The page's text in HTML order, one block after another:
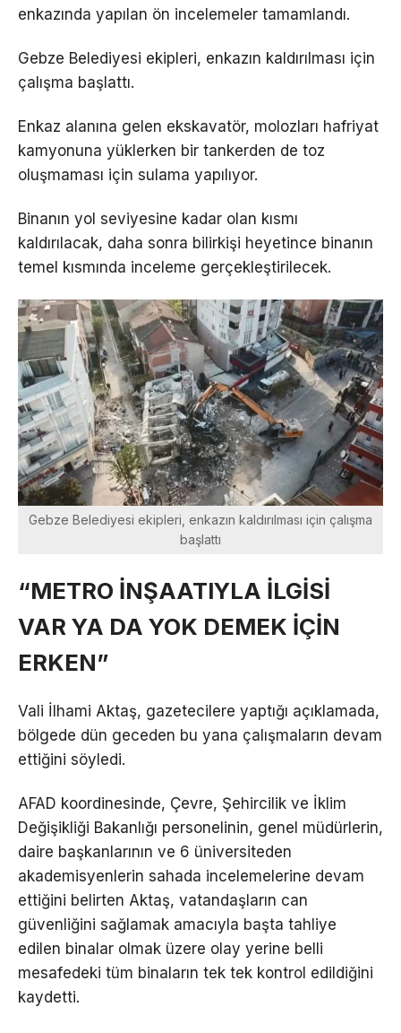
enkazında yapılan ön incelemeler tamamlandı.
Gebze Belediyesi ekipleri, enkazın kaldırılması için
çalışma başlattı.
Enkaz alanına gelen ekskavatör, molozları hafriyat
kamyonuna yüklerken bir tankerden de toz
oluşmaması için sulama yapılıyor.
Binanın yol seviyesine kadar olan kısmı
kaldırılacak, daha sonra bilirkişi heyetince binanın
temel kısmında inceleme gerçekleştirilecek.
Gebze Belediyesi ekipleri, enkazın kaldırılması için çalışma
başlattı
“METRO İNŞAATIYLA İLGİSİ
VAR YA DA YOK DEMEK İÇİN
ERKEN”
Vali İlhami Aktaş, gazetecilere yaptığı açıklamada,
bölgede dün geceden bu yana çalışmaların devam
ettiğini söyledi.
AFAD koordinesinde, Çevre, Şehircilik ve İklim
Değişikliği Bakanlığı personelinin, genel müdürlerin,
daire başkanlarının ve 6 üniversiteden
akademisyenlerin sahada incelemelerine devam
ettiğini belirten Aktaş, vatandaşların can
güvenliğini sağlamak amacıyla başta tahliye
edilen binalar olmak üzere olay yerine belli
mesafedeki tüm binaların tek tek kontrol edildiğini
kaydetti.